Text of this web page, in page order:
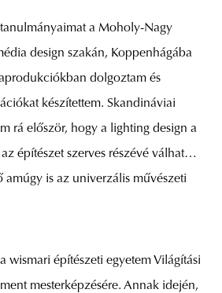
a Moholy-Nagy
design szakán, Koppenhágába
dolgoztam és
készítettem. Skandináviai
rá először, hogy a lighting design a
építészet szerves részévé válhat…
amúgy is az univerzális művészeti
wismari építészeti egyetem Világítási
mesterképzésére. Annak idején,